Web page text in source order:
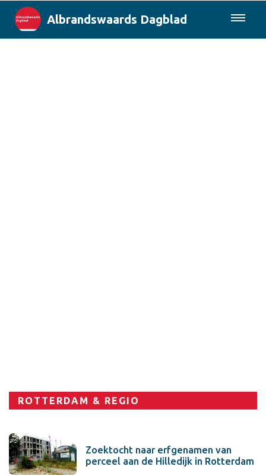
Albrandswaards Dagblad
ROTTERDAM & REGIO
Zoektocht naar erfgenamen van
perceel aan de Hilledijk in Rotterdam